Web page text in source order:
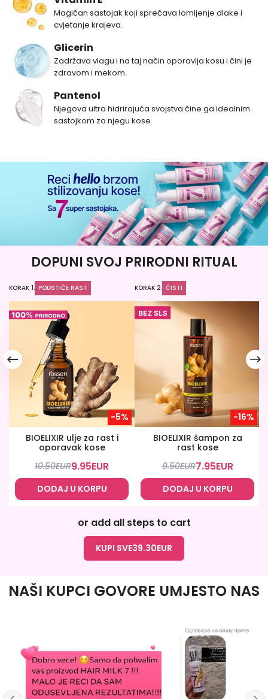
Magičan sastojak koji sprečava lomljenje dlake i
cvjetanje krajeva.
Glicerin
Zadržava vlagu i na taj način oporavlja kosu i čini je
zdravom i mekom.
Pantenol
Njegova ultra hidrirajuća svojstva čine ga idealnim
sastojkom za njegu kose.
DOPUNI SVOJ PRIRODNI RITUAL
KORAK 1. PODSTIČE RAST
-5%
BIOELIXIR ulje za rast i
oporavak kose
10.50EUR9.95EUR
DODAJ U KORPU
KORAK 2. ČISTI
-16%
BIOELIXIR šampon za
rast kose
9.50EUR7.95EUR
DODAJ U KORPU
or add all steps to cart
KUPI SVE39.30EUR
NAŠI KUPCI GOVORE UMJESTO NAS